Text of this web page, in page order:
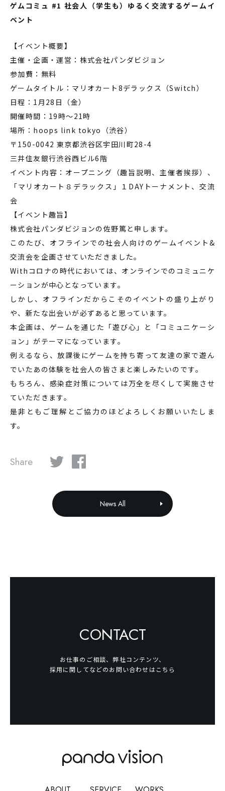
ゲムコミュ #1 社会人（学生も）ゆるく交流するゲームイ
ベント
【イベント概要】
主催・企画・運営：株式会社パンダビジョン
参加費：無料
ゲームタイトル：マリオカート8デラックス（Switch）
日程：1月28日（金）
開催時間：19時～21時
場所：hoops link tokyo（渋谷）
〒150-0042 東京都渋谷区宇田川町28-4
三井住友銀行渋谷西ビル6階
イベント内容：オープニング（趣旨説明、主催者挨拶）、
「マリオカート８デラックス」１DAYトーナメント、交流
会
【イベント趣旨】
株式会社パンダビジョンの佐野篤と申します。
このたび、オフラインでの社会人向けのゲームイベント&
交流会を企画させていただきました。
Withコロナの時代においては、オンラインでのコミュニケ
ーションが中心となっています。
しかし、オフラインだからこそのイベントの盛り上がり
や、新たな出会いが必ずあると思っています。
本企画は、ゲームを通じた「遊び心」と「コミュニケーシ
ョン」がテーマになっています。
例えるなら、放課後にゲームを持ち寄って友達の家で遊ん
でいたあの体験を社会人の皆さまと楽しみたいのです。
もちろん、感染症対策については万全を尽くして実施させ
ていただきます。
是非ともご理解とご協力のほどよろしくお願いいたしま
す。
Share
News All
CONTACT
お仕事のご相談、弊社コンテンツ、
採用に関してなどのお問い合わせはこちら